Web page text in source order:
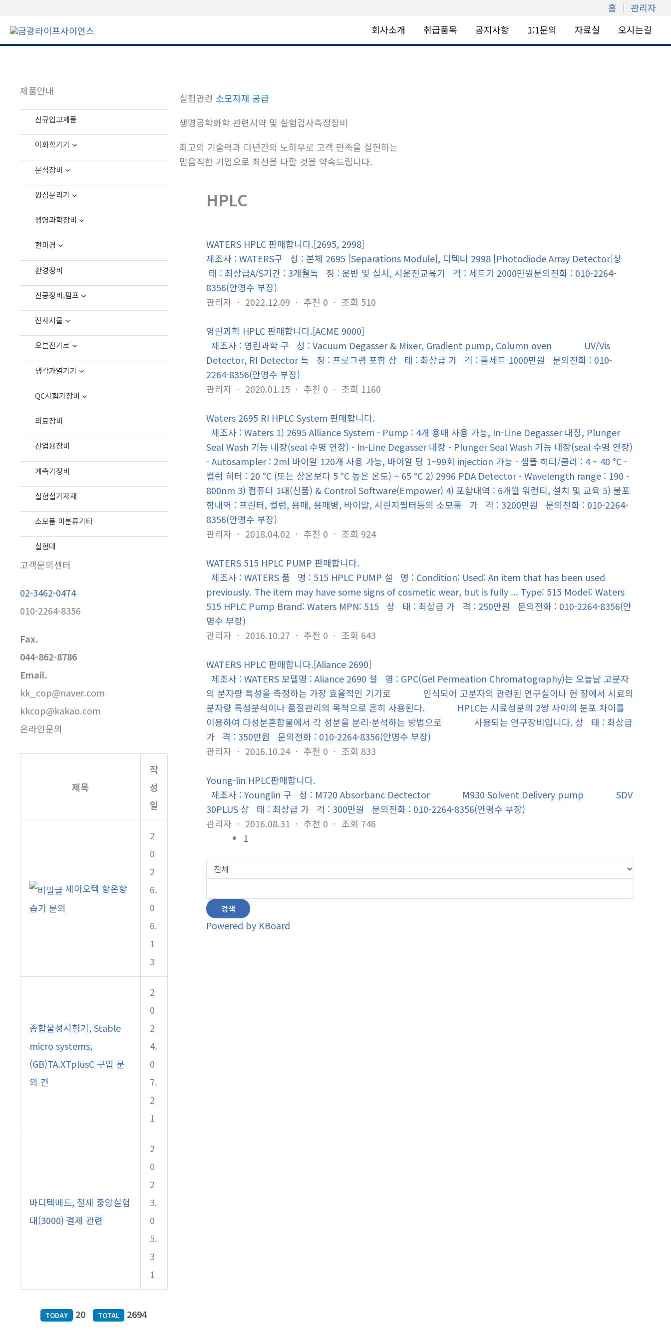
로
홈 │ 관리자
회사소개
취급품목 공지사항 1:1문의 자료실 오시는길
제품안내
신규입고제품
이화학기기
분석장비
원심분리기
생명과학장비
현미경
환경장비
진공장비,펌프
전자저울
오븐전기로
냉각가열기기
QC시험기장비
의료장비
산업용장비
계측기장비
실험실기자재
소모품 미분류기타
실험대
고객문의센터
02-3462-0474
010-2264-8356
Fax.
044-862-8786
Email.
kk_cop@naver.com
kkcop@kakao.com
온라인문의
제목
작
성
일
제이오텍 항온항
습기 문의
2
0
2
6.
0
6.
1
3
종합물성시험기, Stable
micro systems,
(GB)TA.XTplusC 구입 문
의 건
2
0
2
4.
0
7.
2
1
바디텍메드, 철제 중앙실험
대(3000) 결제 관련
2
0
2
3.
0
5.
3
1
TODAY 20 TOTAL 2694
실험관련 소모자재 공급
생명공학화학 관련시약 및 실험검사측정장비
최고의 기술력과 다년간의 노하우로 고객 만족을 실현하는
믿음직한 기업으로 최선을 다할 것을 약속드립니다.
HPLC
WATERS HPLC 판매합니다.[2695, 2998]
제조사 : WATERS구 성 : 본체 2695 [Separations Module], 디텍터 2998 [Photodiode Array Detector]상
태 : 최상급A/S기간 : 3개월특 징 : 운반 및 설치, 시운전교육가 격 : 세트가 2000만원문의전화 : 010-2264-
8356(안명수 부장)
관리자 ㆍ 2022.12.09 ㆍ 추천 0 ㆍ 조회 510
영린과학 HPLC 판매합니다.[ACME 9000]
제조사 : 영린과학 구 성 : Vacuum Degasser & Mixer, Gradient pump, Column oven UV/Vis
Detector, RI Detector 특 징 : 프로그램 포함 상 태 : 최상급 가 격 : 풀세트 1000만원 문의전화 : 010-
2264-8356(안명수 부장)
관리자 ㆍ 2020.01.15 ㆍ 추천 0 ㆍ 조회 1160
Waters 2695 RI HPLC System 판매합니다.
제조사 : Waters 1) 2695 Alliance System - Pump : 4개 용매 사용 가능, In-Line Degasser 내장, Plunger
Seal Wash 기능 내장(seal 수명 연장) - In-Line Degasser 내장 - Plunger Seal Wash 기능 내장(seal 수명 연장)
- Autosampler : 2ml 바이알 120개 사용 가능, 바이알 당 1~99회 injection 가능 - 샘플 히터/쿨러 : 4 ~ 40 °C -
컬럼 히터 : 20 °C (또는 상온보다 5 °C 높은 온도) ~ 65 °C 2) 2996 PDA Detector - Wavelength range : 190 -
800nm 3) 컴퓨터 1대(신품) & Control Software(Empower) 4) 포함내역 : 6개월 워런티, 설치 및 교육 5) 불포
함내역 : 프린터, 컬럼, 용매, 용매병, 바이알, 시린지필터등의 소모품 가 격 : 3200만원 문의전화 : 010-2264-
8356(안명수 부장)
관리자 ㆍ 2018.04.02 ㆍ 추천 0 ㆍ 조회 924
WATERS 515 HPLC PUMP 판매합니다.
제조사 : WATERS 품 명 : 515 HPLC PUMP 설 명 : Condition: Used: An item that has been used
previously. The item may have some signs of cosmetic wear, but is fully ... Type: 515 Model: Waters
515 HPLC Pump Brand: Waters MPN: 515 상 태 : 최상급 가 격 : 250만원 문의전화 : 010-2264-8356(안
명수 부장)
관리자 ㆍ 2016.10.27 ㆍ 추천 0 ㆍ 조회 643
WATERS HPLC 판매합니다.[Aliance 2690]
제조사 : WATERS 모델명 : Aliance 2690 설 명 : GPC(Gel Permeation Chromatography)는 오늘날 고분자
의 분자량 특성을 측정하는 가장 효율적인 기기로 인식되어 고분자의 관련된 연구실이나 현 장에서 시료의
분자량 특성분석이나 품질관리의 목적으로 흔히 사용된다. HPLC는 시료성분의 2쌍 사이의 분포 차이를
이용하여 다성분혼합물에서 각 성분을 분리·분석하는 방법으로 사용되는 연구장비입니다. 상 태 : 최상급
가 격 : 350만원 문의전화 : 010-2264-8356(안명수 부장)
관리자 ㆍ 2016.10.24 ㆍ 추천 0 ㆍ 조회 833
Young-lin HPLC판매합니다.
제조사 : Younglin 구 성 : M720 Absorbanc Dectector M930 Solvent Delivery pump SDV
30PLUS 상 태 : 최상급 가 격 : 300만원 문의전화 : 010-2264-8356(안명수 부장)
관리자 ㆍ 2016.08.31 ㆍ 추천 0 ㆍ 조회 746
1
검색
Powered by KBoard